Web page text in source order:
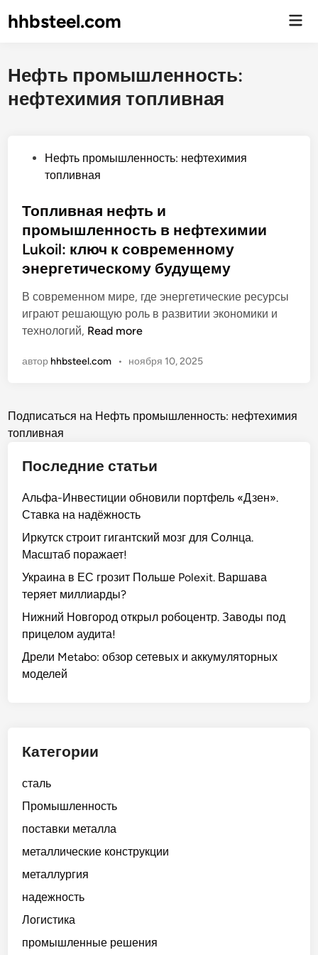
hhbsteel.com
Нефть промышленность:
нефтехимия топливная
б
л
и
о
в
а
н
Нефть промышленность: нефтехимия
топливная
Топливная нефть и
промышленность в нефтехимии
Lukoil: ключ к современному
энергетическому будущему
В современном мире, где энергетические ресурсы
играют решающую роль в развитии экономики и
технологий, Т
п
в
я
е
ф
т
ь
п
р
о
м
ы
о
ь
в
е
ф
и
Read more
автор hhbsteel.com • ноября 10, 2025
Posts
pagination
Подписаться на Нефть промышленность: нефтехимия
топливная
Последние статьи
Альфа-Инвестиции обновили портфель «Дзен».
Ставка на надёжность
Иркутск строит гигантский мозг для Солнца.
Масштаб поражает!
Украина в ЕС грозит Польше Polexit. Варшава
теряет миллиарды?
Нижний Новгород открыл робоцентр. Заводы под
прицелом аудита!
Дрели Metabo: обзор сетевых и аккумуляторных
моделей
Категории
сталь
Промышленность
поставки металла
металлические конструкции
металлургия
надежность
Логистика
промышленные решения